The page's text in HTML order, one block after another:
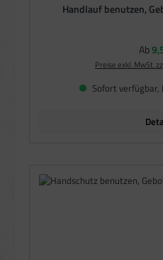
Handlauf benutzen,
Ab
Preise exkl. MwSt.
Sofort verfügbar,